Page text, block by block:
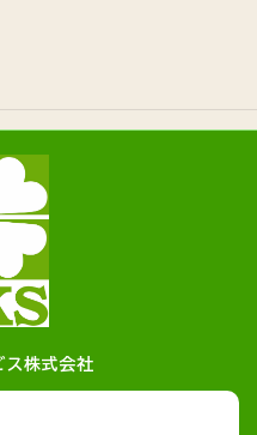
ス株式会社